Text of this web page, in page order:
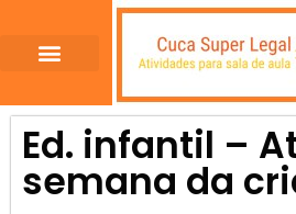
Ed. infantil –
semana da